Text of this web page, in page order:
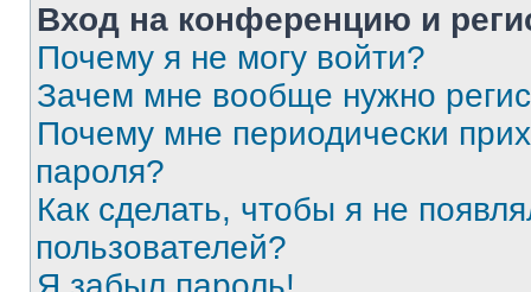
Вход на конференцию и
Почему я не могу войти?
Зачем мне вообще нужно
Почему мне периодически
пароля?
Как сделать, чтобы я не
пользователей?